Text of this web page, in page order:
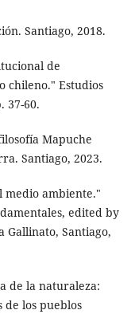
Santiago, 2018.
de
chileno." Estudios
37-60.
Mapuche
Santiago, 2023.
medio ambiente."
edited by
Gallinato, Santiago,
de la naturaleza:
de los pueblos